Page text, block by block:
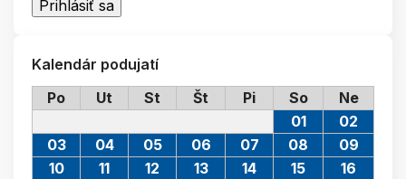
Kalendár podujatí
Po
Ut St Št Pi So Ne
01
02
03
04 05 06 07 08
09
10
11 12 13 14 15
16